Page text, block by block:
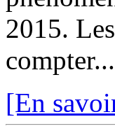
2015.
compter...
[En